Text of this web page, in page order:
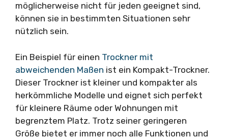
möglicherweise nicht für jeden geeignet sind,
können sie in bestimmten Situationen sehr
nützlich sein.
Ein Beispiel für einen Trockner mit
abweichenden Maßen ist ein Kompakt-Trockner.
Dieser Trockner ist kleiner und kompakter als
herkömmliche Modelle und eignet sich perfekt
für kleinere Räume oder Wohnungen mit
begrenztem Platz. Trotz seiner geringeren
Größe bietet er immer noch alle Funktionen und